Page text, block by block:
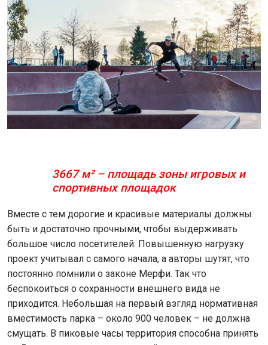
3667 м² – площадь зоны игровых и
спортивных площадок
Вместе с тем дорогие и красивые материалы должны
быть и достаточно прочными, чтобы выдерживать
большое число посетителей. Повышенную нагрузку
проект учитывал с самого начала, а авторы шутят, что
постоянно помнили о законе Мерфи. Так что
беспокоиться о сохранности внешнего вида не
приходится. Небольшая на первый взгляд нормативная
вместимость парка – около 900 человек – не должна
смущать. В пиковые часы территория способна принять